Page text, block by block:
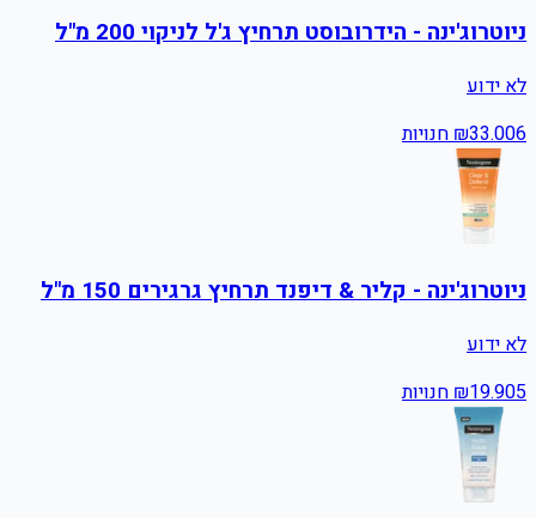
ניוטרוג'ינה - הידרובוסט תרחיץ ג'ל לניקוי 200 מ"ל
לא ידוע
₪33.006 חנויות
ניוטרוג'ינה - קליר & דיפנד תרחיץ גרגירים 150 מ"ל
לא ידוע
₪19.905 חנויות